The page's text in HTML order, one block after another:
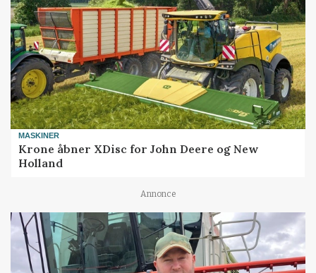
MASKINER
Krone åbner XDisc for John Deere og New
Holland
Annonce